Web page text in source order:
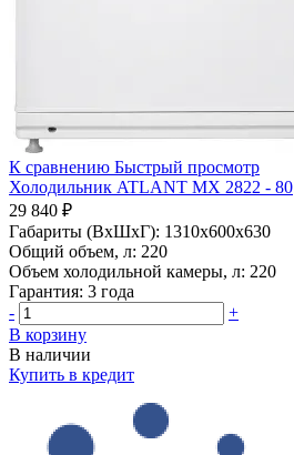
К сравнению Быстрый просмотр
Холодильник ATLANT МХ 2822 - 80
29 840 ₽
Габариты (ВхШхГ): 1310x600x630
Общий объем, л: 220
Объем холодильной камеры, л: 220
Гарантия: 3 года
-
+
В корзину
В наличии
Купить в кредит